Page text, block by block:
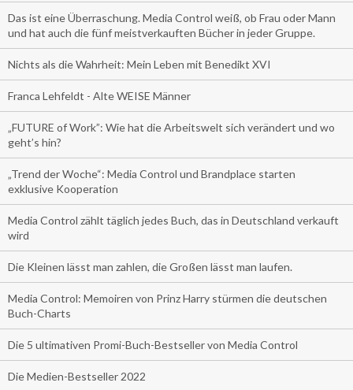
Das ist eine Überraschung. Media Control weiß, ob Frau oder Mann
und hat auch die fünf meistverkauften Bücher in jeder Gruppe.
Nichts als die Wahrheit: Mein Leben mit Benedikt XVI
Franca Lehfeldt - Alte WEISE Männer
„FUTURE of Work”: Wie hat die Arbeitswelt sich verändert und wo
geht’s hin?
„Trend der Woche“: Media Control und Brandplace starten
exklusive Kooperation
Media Control zählt täglich jedes Buch, das in Deutschland verkauft
wird
Die Kleinen lässt man zahlen, die Großen lässt man laufen.
Media Control: Memoiren von Prinz Harry stürmen die deutschen
Buch-Charts
Die 5 ultimativen Promi-Buch-Bestseller von Media Control
Die Medien-Bestseller 2022